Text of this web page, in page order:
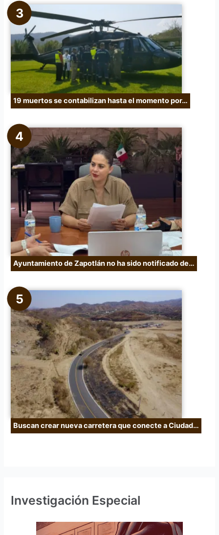
19 muertos se contabilizan hasta el momento por…
Ayuntamiento de Zapotlán no ha sido notificado de…
Buscan crear nueva carretera que conecte a Ciudad…
Investigación Especial